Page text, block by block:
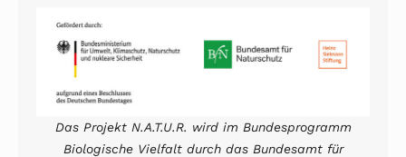
Das Projekt N.A.T.U.R. wird im Bundesprogramm
Biologische Vielfalt durch das Bundesamt für